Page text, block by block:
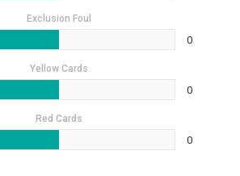
Exclusion Foul
0
Yellow Cards
0
Red Cards
0